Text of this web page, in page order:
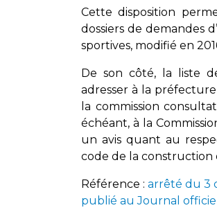
Cette disposition
dossiers de demandes
sportives, modifié en
De son côté, la liste
adresser à la
la commission
échéant, à la
un avis quant au
code de la construction
Référence : arrêté du 3
publié au Journal